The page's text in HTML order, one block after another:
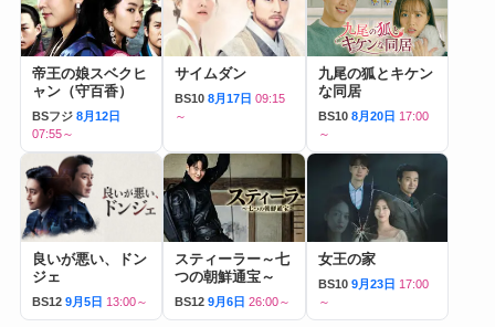
帝王の娘スベクヒ
ャン（守百香）
BSフジ 8月12日
07:55～
サイムダン
BS10 8月17日 09:15
～
九尾の狐とキケン
な同居
BS10 8月20日 17:00
～
良いが悪い、ドン
ジェ
BS12 9月5日 13:00～
スティーラー～七
つの朝鮮通宝～
BS12 9月6日 26:00～
女王の家
BS10 9月23日 17:00
～